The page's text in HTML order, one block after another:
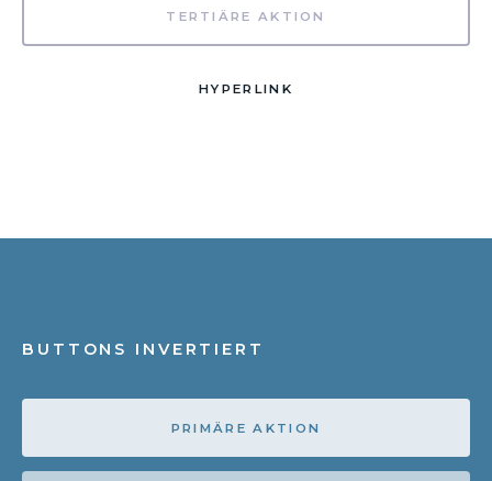
TERTIÄRE AKTION
HYPERLINK
BUTTONS INVERTIERT
PRIMÄRE AKTION